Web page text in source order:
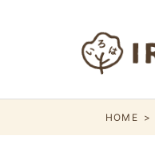
HOME